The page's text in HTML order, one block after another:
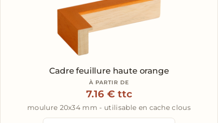
Cadre feuillure haute orange
À PARTIR DE
7.16 € ttc
moulure 20x34 mm - utilisable en cache clous